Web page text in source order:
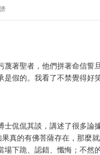
著聖者，他們拼著命信誓
假的。我看了不禁覺得好
侃侃其談，講述了很多論
真的有佛菩薩存在，那麼
下跪、認錯、懺悔；不然